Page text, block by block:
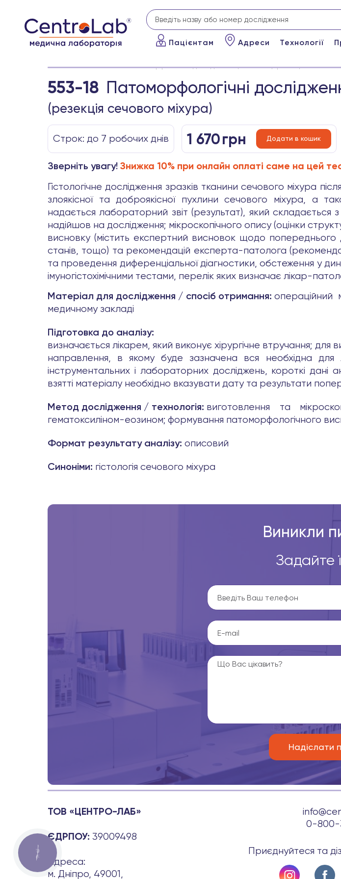
Пацієнтам Адреси Технології
Головна Аналізи Патоморфологічні дослідження (гістологія): резекція сечового
553-18 Патоморфологічні
(резекція сечового міхура)
Строк: до 7 робочих днів 1 670 грн Додати в кошик
Зверніть увагу! Знижка 10% при онлайн оплаті саме на цей
Гістологічне дослідження зразків тканини сечового міхура
злоякісної та доброякісної пухлини сечового міхура, а
надається лабораторний звіт (результат), який складається
надійшов на дослідження; мікроскопічного опису (оцінки
висновку (містить експертний висновок щодо попереднього
станів, тощо) та рекомендацій експерта-патолога
та проведення диференціальної діагностики, обстеження у
імуногістохімічними тестами, перелік яких визначає лікар-
Матеріал для дослідження / спосіб отримання: операційний
медичному закладі
Підготовка до аналізу:
визначається лікарем, який виконує хірургічне втручання; для
направлення, в якому буде зазначена вся необхідна для
інструментальних і лабораторних досліджень, короткі
взятті матеріалу необхідно вказувати дату та результати
Метод дослідження / технологія: виготовлення та
гематоксиліном-еозином; формування патоморфологічного
Формат результату аналізу: описовий
Синоніми: гістологія сечового міхура
Виникли
Задайте
ТОВ «ЦЕНТРО-ЛАБ»
ЄДРПОУ: 39009498
Адреса:
м. Дніпро, 49001,
0-800-
Приєднуйтеся та
КНОПКА
ЗВ'ЯЗКУ